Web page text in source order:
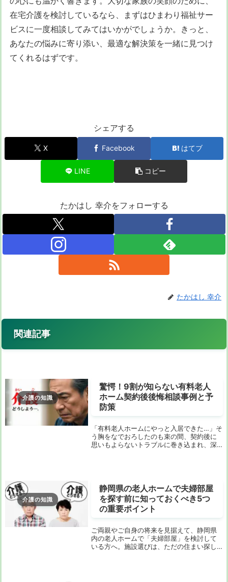
在宅介護を検討しているなら、まずはひまわり福祉サー
ビスに一度相談してみてはいかがでしょうか。きっと、
あなたの悩みに寄り添い、最適な解決策を一緒に見つけ
てくれるはずです。
シェアする
X Facebook はてブ
LINE コピー
たかはし 幸介をフォローする
たかはし 幸介
関連記事
介護の知識
驚愕！9割が知らない有料老人
ホーム契約後後悔相談事例と予
防策
「有料老人ホームにやっと入居できた…」そ
う胸をなでおろしたのも束の間、契約後に
思いもよらないトラブルに巻き込まれ、深
介護の知識
静岡県の老人ホームで夫婦部屋
を探す前に知っておくべき5つ
の重要ポイント
ご両親やご自身の将来を見据えて、静岡県
内の老人ホームで「夫婦部屋」を検討して
いる方へ。施設選びは、ただの住まい探し